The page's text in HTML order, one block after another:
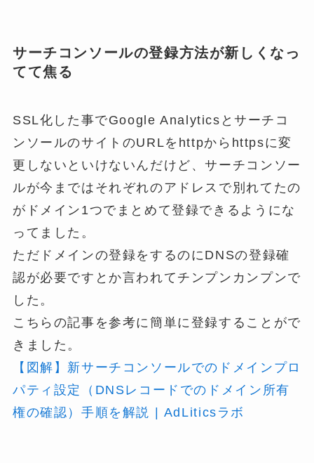
サーチコンソールの登録方法が新しくなっ
てて焦る
SSL化した事でGoogle Analyticsとサーチコ
ンソールのサイトのURLをhttpからhttpsに変
更しないといけないんだけど、サーチコンソー
ルが今まではそれぞれのアドレスで別れてたの
がドメイン1つでまとめて登録できるようにな
ってました。
ただドメインの登録をするのにDNSの登録確
認が必要ですとか言われてチンプンカンプンで
した。
こちらの記事を参考に簡単に登録することがで
きました。
【図解】新サーチコンソールでのドメインプロ
パティ設定（DNSレコードでのドメイン所有
権の確認）手順を解説 | AdLiticsラボ